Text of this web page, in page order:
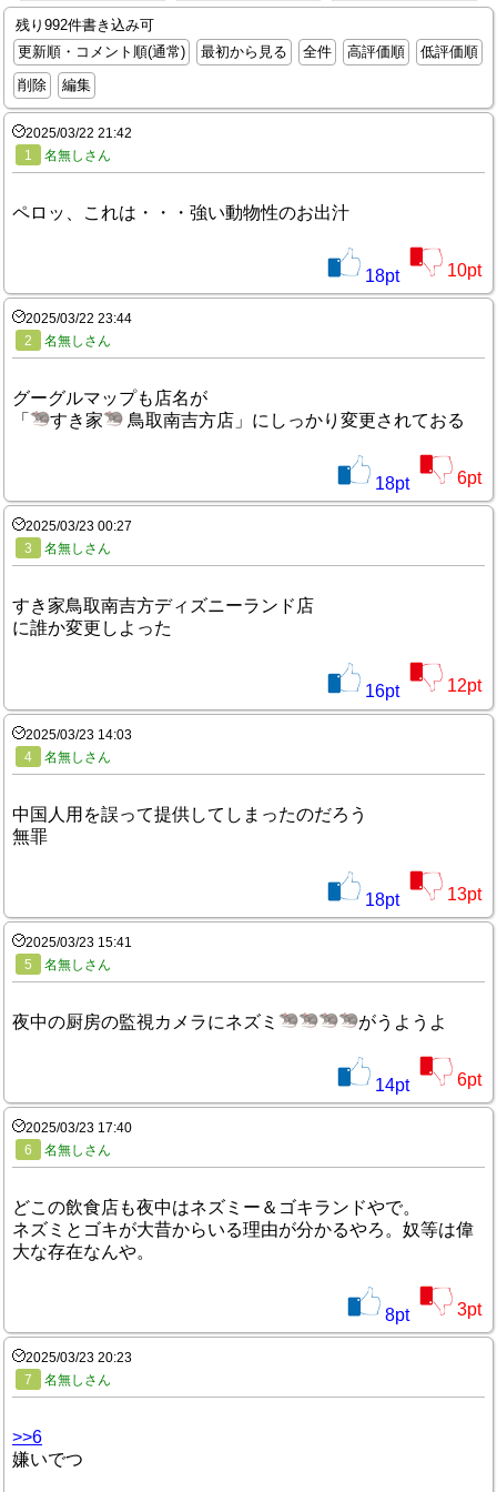
残り992件書き込み可
更新順・コメント順(通常)
最初から見る 全件 高評価順
低評価順
削除
編集
2025/03/22 21:42
1
名無しさん
ペロッ、これは・・・強い動物性のお出汁
18pt 10pt
2025/03/22 23:44
2
名無しさん
グーグルマップも店名が
「
すき家 鳥取南吉方店」にしっかり変更されておる
18pt 6pt
2025/03/23 00:27
3
名無しさん
すき家鳥取南吉方ディズニーランド店
に誰か変更しよった
16pt 12pt
2025/03/23 14:03
4
名無しさん
中国人用を誤って提供してしまったのだろう
無罪
18pt 13pt
2025/03/23 15:41
5
名無しさん
夜中の厨房の監視カメラにネズミ がうようよ
14pt 6pt
2025/03/23 17:40
6
名無しさん
どこの飲食店も夜中はネズミー＆ゴキランドやで。
ネズミとゴキが大昔からいる理由が分かるやろ。奴等は偉
大な存在なんや。
8pt 3pt
2025/03/23 20:23
7
名無しさん
>>6
嫌いでつ